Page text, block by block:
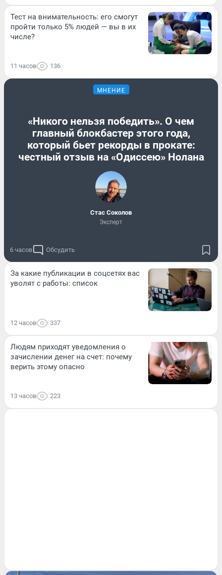
Тест на внимательность: его смогут
пройти только 5% людей — вы в их
числе?
11 часов 136
МНЕНИЕ
«Никого нельзя победить». О чем
главный блокбастер этого года,
который бьет рекорды в прокате:
честный отзыв на «Одиссею» Нолана
Стас Соколов
Эксперт
6 часов Обсудить
За какие публикации в соцсетях вас
уволят с работы: список
12 часов 337
Людям приходят уведомления о
зачислении денег на счет: почему
верить этому опасно
13 часов 223